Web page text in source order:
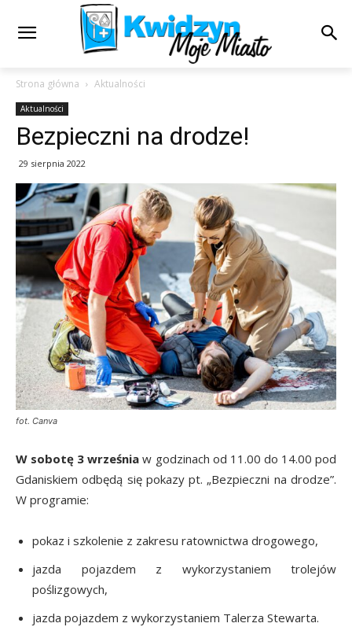
Strona główna Aktualności
Aktualności
Bezpieczni na drodze!
29 sierpnia 2022
fot. Canva
W sobotę 3 września w godzinach od 11.00 do 14.00 pod
Gdaniskiem odbędą się pokazy pt. „Bezpieczni na drodze”.
W programie:
pokaz i szkolenie z zakresu ratownictwa drogowego,
jazda pojazdem z wykorzystaniem trolejów
poślizgowych,
jazda pojazdem z wykorzystaniem Talerza Stewarta.